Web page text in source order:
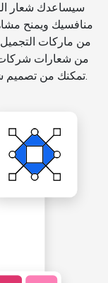
سيساعدك شعار
منافسيك ويمنح
من ماركات
من شعارات شركات
تمكنك من تصميم شعار فريد قد يصور مكانة علامتك التجارية.